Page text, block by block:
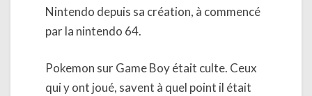
Nintendo depuis sa création, à commencé
par la nintendo 64.
Pokemon sur Game Boy était culte. Ceux
qui y ont joué, savent à quel point il était